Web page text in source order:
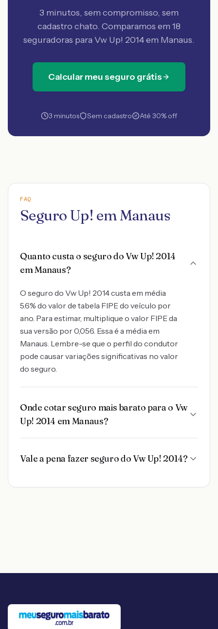
3 minutos, sem compromisso, sem
cadastro chato. Comparamos em 18
seguradoras para Vw Up! 2014 em Manaus.
Calcular meu seguro grátis
3 minutos Sem cadastro Até 30% off
FAQ
Seguro Up! em Manaus
Quanto custa o seguro do Vw Up! 2014
em Manaus?
O seguro do Vw Up! 2014 custa em média
5.6% do valor de tabela FIPE do veículo por
ano. Para estimar, multiplique o valor FIPE da
sua versão por 0,056. Essa é a média em
Manaus. Lembre-se que o perfil do condutor
pode causar variações significativas no valor
do seguro.
Onde cotar seguro mais barato para o Vw
Up! 2014 em Manaus?
Vale a pena fazer seguro do Vw Up! 2014?